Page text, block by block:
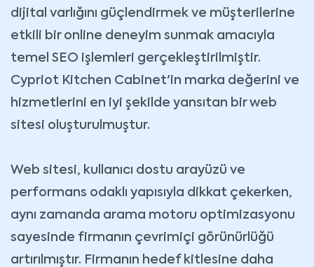
dijital varlığını güçlendirmek ve müşterilerine
etkili bir online deneyim sunmak amacıyla
temel SEO işlemleri gerçekleştirilmiştir.
Cypriot Kitchen Cabinet'in marka değerini ve
hizmetlerini en iyi şekilde yansıtan bir web
sitesi oluşturulmuştur.
Web sitesi, kullanıcı dostu arayüzü ve
performans odaklı yapısıyla dikkat çekerken,
aynı zamanda arama motoru optimizasyonu
sayesinde firmanın çevrimiçi görünürlüğü
artırılmıştır. Firmanın hedef kitlesine daha